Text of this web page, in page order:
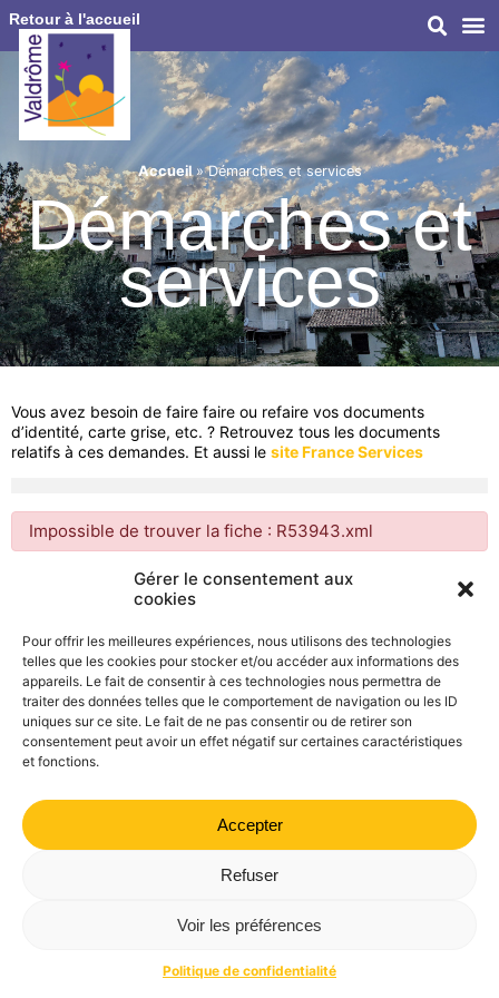
Gérer le consentement aux
cookies
Pour offrir les meilleures expériences, nous utilisons des technologies
telles que les cookies pour stocker et/ou accéder aux informations des
appareils. Le fait de consentir à ces technologies nous permettra de
traiter des données telles que le comportement de navigation ou les ID
uniques sur ce site. Le fait de ne pas consentir ou de retirer son
consentement peut avoir un effet négatif sur certaines caractéristiques
et fonctions.
Accepter
Refuser
Voir les préférences
Politique de confidentialité
Retour à l'accueil
Accueil»Démarches et services
Démarches et
services
Vous avez besoin de faire faire ou refaire vos documents
d’identité, carte grise, etc. ? Retrouvez tous les documents
relatifs à ces demandes. Et aussi le site France Services
Impossible de trouver la fiche : R53943.xml
Mairie de Valdrôme | 14 rue Haute, 26310 Valdrôme | 04 75
Politique de confidentialité
Mentions légales Plan du site